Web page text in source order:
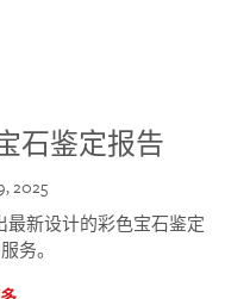
石鉴定报告
2025
最新设计的彩色宝石鉴定
务。